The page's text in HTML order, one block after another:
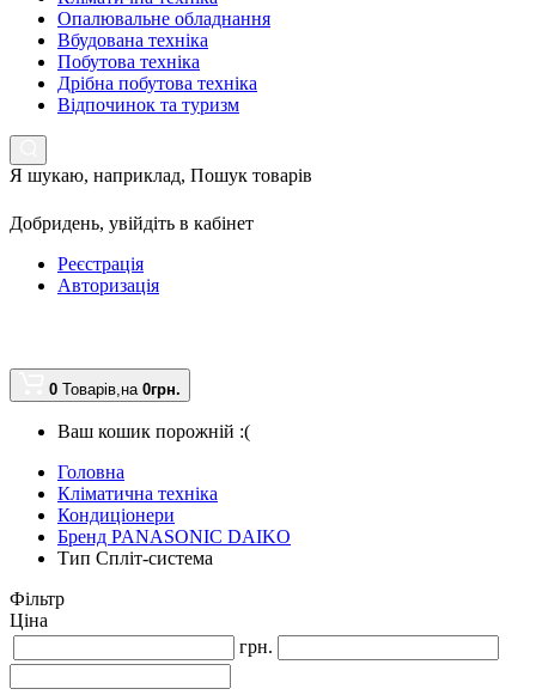
Опалювальне обладнання
Вбудована техніка
Побутова техніка
Дрібна побутова техніка
Відпочинок та туризм
Я шукаю, наприклад, Пошук товарів
Добридень, увійдіть в кабінет
Реєстрація
Авторизація
0 Товарів,на 0грн.
Ваш кошик порожній :(
Головна
Кліматична техніка
Кондиціонери
Бренд PANASONIC DAIKO
Тип Спліт-система
Фільтр
Ціна
грн.